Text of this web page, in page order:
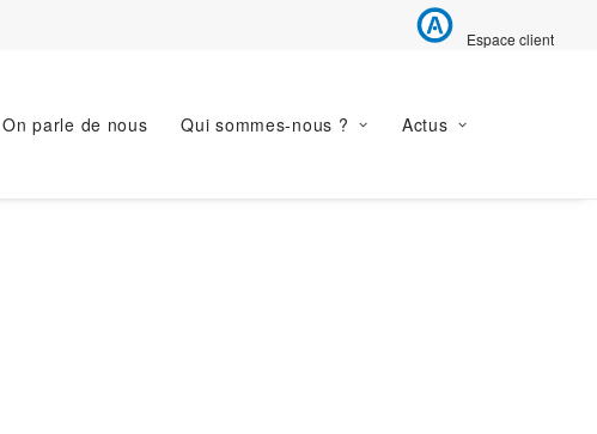
Espace client
On parle de nous Qui sommes-nous ? Actus